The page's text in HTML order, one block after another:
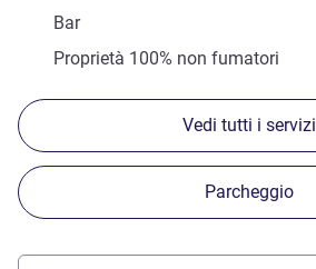
Bar
Proprietà 100% non fumatori
Vedi tutti i servizi
Parcheggio